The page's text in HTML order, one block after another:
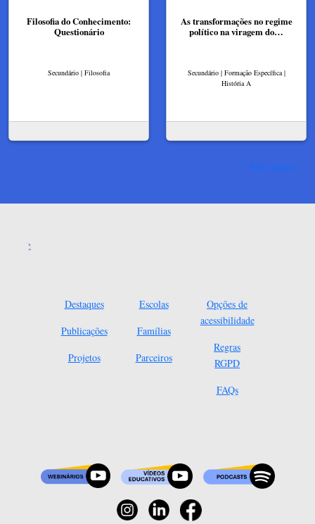
Filosofia do Conhecimento:
Questionário
Secundário | Filosofia
As transformações no regime
político na viragem do…
Secundário | Formação Específica |
História A
Ver mais
Destaques
Publicações
Projetos
Escolas
Famílias
Parceiros
Opções de
acessibilidade
Regras
RGPD
FAQs